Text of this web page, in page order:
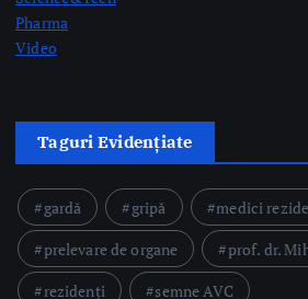
gardă
prelevare de organe
CNAS organizează consultări și
reprezentative din domeniul
Contractului-cadru în perioada
by Briana Teodorescu